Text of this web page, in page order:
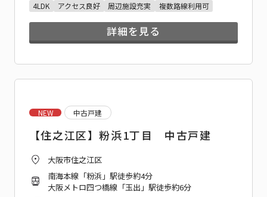
4LDK アクセス良好 周辺施設充実 複数路線利用可
詳細を見る
NEW 中古戸建
【住之江区】粉浜1丁目 中古戸建
大阪市住之江区
南海本線「粉浜」駅徒歩約4分
大阪メトロ四つ橋線「玉出」駅徒歩約6分